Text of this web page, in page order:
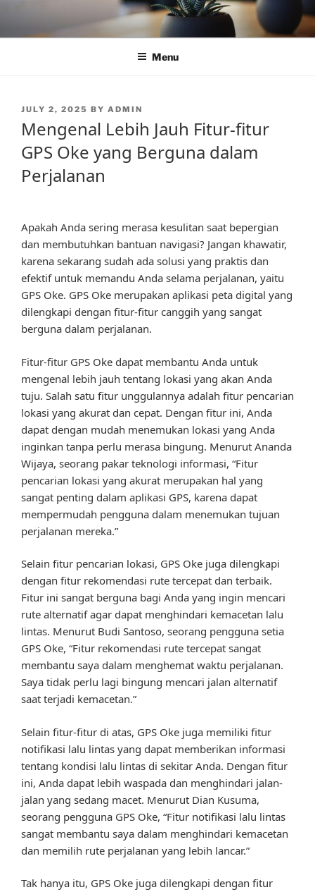
content
Menu
POSTED
JULY 2, 2025 BY ADMIN
Mengenal Lebih Jauh Fitur-fitur
GPS Oke yang Berguna dalam
Perjalanan
Apakah Anda sering merasa kesulitan saat bepergian
dan membutuhkan bantuan navigasi? Jangan khawatir,
karena sekarang sudah ada solusi yang praktis dan
efektif untuk memandu Anda selama perjalanan, yaitu
GPS Oke. GPS Oke merupakan aplikasi peta digital yang
dilengkapi dengan fitur-fitur canggih yang sangat
berguna dalam perjalanan.
Fitur-fitur GPS Oke dapat membantu Anda untuk
mengenal lebih jauh tentang lokasi yang akan Anda
tuju. Salah satu fitur unggulannya adalah fitur pencarian
lokasi yang akurat dan cepat. Dengan fitur ini, Anda
dapat dengan mudah menemukan lokasi yang Anda
inginkan tanpa perlu merasa bingung. Menurut Ananda
Wijaya, seorang pakar teknologi informasi, “Fitur
pencarian lokasi yang akurat merupakan hal yang
sangat penting dalam aplikasi GPS, karena dapat
mempermudah pengguna dalam menemukan tujuan
perjalanan mereka.”
Selain fitur pencarian lokasi, GPS Oke juga dilengkapi
dengan fitur rekomendasi rute tercepat dan terbaik.
Fitur ini sangat berguna bagi Anda yang ingin mencari
rute alternatif agar dapat menghindari kemacetan lalu
lintas. Menurut Budi Santoso, seorang pengguna setia
GPS Oke, “Fitur rekomendasi rute tercepat sangat
membantu saya dalam menghemat waktu perjalanan.
Saya tidak perlu lagi bingung mencari jalan alternatif
saat terjadi kemacetan.”
Selain fitur-fitur di atas, GPS Oke juga memiliki fitur
notifikasi lalu lintas yang dapat memberikan informasi
tentang kondisi lalu lintas di sekitar Anda. Dengan fitur
ini, Anda dapat lebih waspada dan menghindari jalan-
jalan yang sedang macet. Menurut Dian Kusuma,
seorang pengguna GPS Oke, “Fitur notifikasi lalu lintas
sangat membantu saya dalam menghindari kemacetan
dan memilih rute perjalanan yang lebih lancar.”
Tak hanya itu, GPS Oke juga dilengkapi dengan fitur